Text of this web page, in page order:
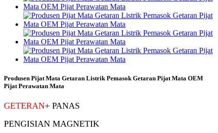
Produsen Pijat Mata Getaran Listrik Pemasok Getaran Pijat Mata OEM
Pijat Perawatan Mata
GETERAN+ PANAS
PENGISIAN MAGNETIK